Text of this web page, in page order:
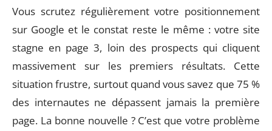
Vous scrutez régulièrement votre positionnement
sur Google et le constat reste le même : votre site
stagne en page 3, loin des prospects qui cliquent
massivement sur les premiers résultats. Cette
situation frustre, surtout quand vous savez que 75 %
des internautes ne dépassent jamais la première
page. La bonne nouvelle ? C’est que votre problème